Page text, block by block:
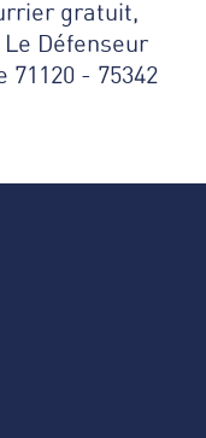
gratuit,
Défenseur
- 75342